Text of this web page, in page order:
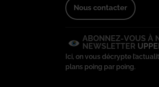
Nous contacter
ABONNEZ-VOUS À
NEWSLETTER
Ici, on vous décrypte
plans poing par poing.